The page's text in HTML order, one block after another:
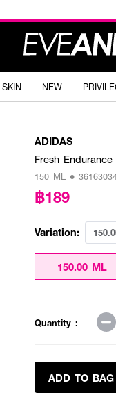
NEW
ADIDAS
Fresh
150 ML •
฿189
Variation:
150.00 ML
Quantity :
ADD TO BAG